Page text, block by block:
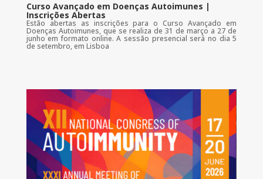
Curso Avançado em Doenças Autoimunes |
Inscrições Abertas
Estão abertas as inscrições para o Curso Avançado em
Doenças Autoimunes, que se realiza de 31 de março a 27 de
junho em formato online. A sessão presencial será no dia 5
de setembro, em Lisboa